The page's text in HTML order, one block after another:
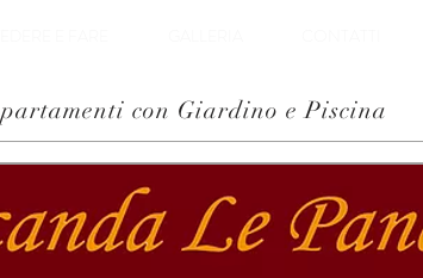
con Giardino e Piscina